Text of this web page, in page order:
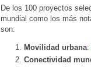
De los 100 proyectos
mundial como los más
son:
Movilidad urbana:
Conectividad